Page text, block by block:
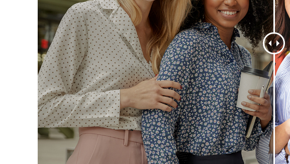
Servizi di ritocco del prodotto